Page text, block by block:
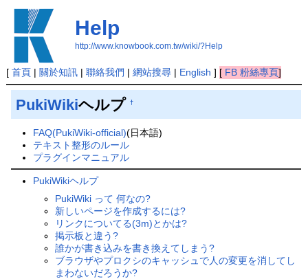
Help
http://www.knowbook.com.tw/wiki/?Help
[ 首頁| 關於知訊| 聯絡我們 | 網站搜尋| English ] [FB 粉絲專頁]
PukiWikiヘルプ †
FAQ(PukiWiki-official)(日本語)
テキスト整形のルール
プラグインマニュアル
PukiWikiヘルプ
PukiWiki って 何なの?
新しいページを作成するには?
リンクについてる(3m)とかは?
掲示板と違う?
誰かが書き込みを書き換えてしまう?
ブラウザやプロクシのキャッシュで人の変更を消してし
まわないだろうか?